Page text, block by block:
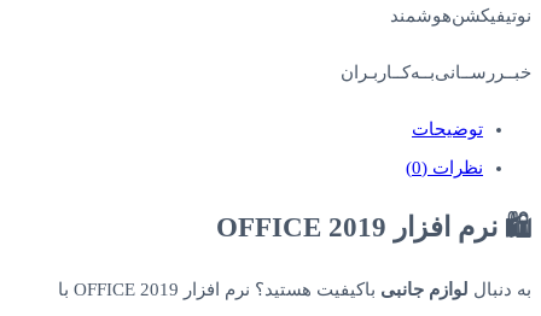
نوتیفیکشن‌هوشمند
خبــررســانی‌بــه‌کــاربـران
توضیحات
نظرات (0)
🛍️ نرم افزار OFFICE 2019
به دنبال لوازم جانبی
باکیفیت هستید؟ نرم افزار OFFICE 2019 با